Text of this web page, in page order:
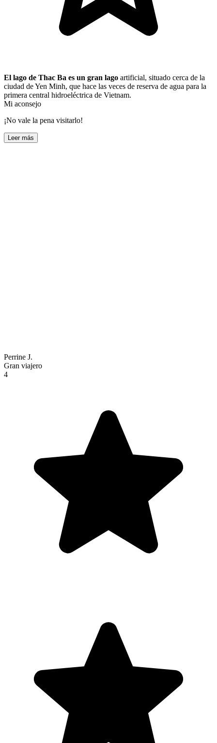
El lago de Thac Ba es un gran lago artificial, situado cerca de la
ciudad de Yen Minh, que hace las veces de reserva de agua para la
primera central hidroeléctrica de Vietnam.
Mi aconsejo
¡No vale la pena visitarlo!
Leer más
Perrine J.
Gran viajero
4